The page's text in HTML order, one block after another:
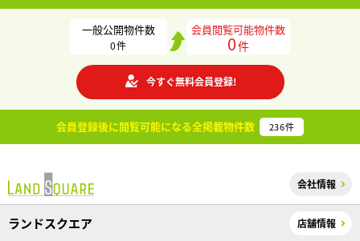
一般公開物件数
0件
会員閲覧可能物件数
0件
今すぐ無料会員登録!
会員登録後に閲覧可能になる全掲載物件数 236件
会社情報
ランドスクエア 店舗情報